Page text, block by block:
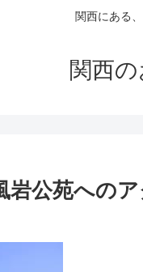
関西にある
関西
岩公苑への